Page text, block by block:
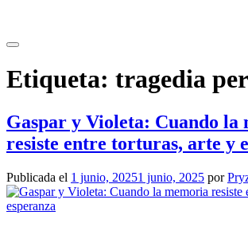
contenido
Etiqueta: tragedia
Gaspar y Violeta: Cuando la
resiste entre torturas, arte y
Publicada el 1 junio, 20251 junio, 2025 por